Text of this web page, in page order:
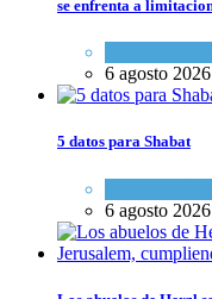
se enfrenta a
6 agosto 2026
5 datos para Shabat
6 agosto 2026